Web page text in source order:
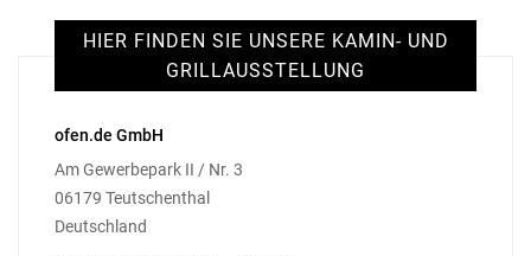
HIER FINDEN SIE UNSERE KAMIN- UND
GRILLAUSSTELLUNG
ofen.de GmbH
Am Gewerbepark II / Nr. 3
06179 Teutschenthal
Deutschland